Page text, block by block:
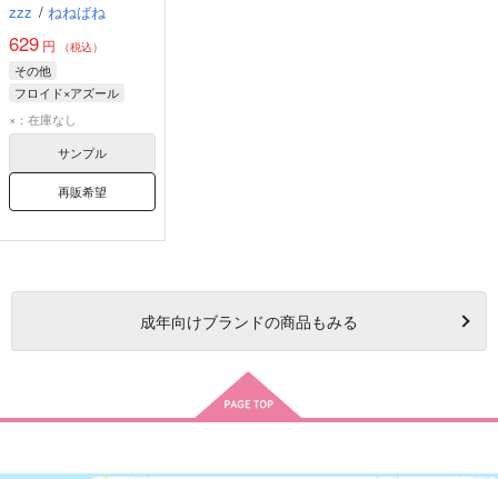
zzz / ねねばね
629 円 （税込）
その他
フロイド×アズール
フロイド・リーチ
アズール・アーシェングロット
×：在庫なし
サンプル
再販希望
成年向けブランドの商品もみる